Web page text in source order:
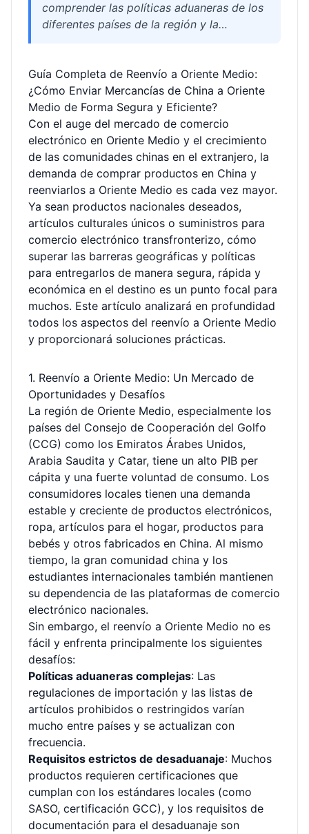
comprender las políticas aduaneras de los
diferentes países de la región y la
desaduanaje y ahorrar en costos de envío,
le ofrecemos una guía integral. Ya sea un
chino en el extranjero, un estudiante
internacional o un vendedor de comercio
electrónico transfronterizo, a través de los
servicios profesionales de Welisen
International Logistics, puede enviar fácil y
confiablemente productos de plataformas
como Taobao y Tmall a Oriente Medio,
logrando compras y operaciones sin
preocupaciones.
Guía Completa de Reenvío a Oriente Medio:
¿Cómo Enviar Mercancías de China a Oriente
Medio de Forma Segura y Eficiente?
Con el auge del mercado de comercio
electrónico en Oriente Medio y el crecimiento
de las comunidades chinas en el extranjero, la
demanda de comprar productos en China y
reenviarlos a Oriente Medio es cada vez mayor.
Ya sean productos nacionales deseados,
artículos culturales únicos o suministros para
comercio electrónico transfronterizo, cómo
superar las barreras geográficas y políticas
para entregarlos de manera segura, rápida y
económica en el destino es un punto focal para
muchos. Este artículo analizará en profundidad
todos los aspectos del reenvío a Oriente Medio
y proporcionará soluciones prácticas.
1. Reenvío a Oriente Medio: Un Mercado de
Oportunidades y Desafíos
La región de Oriente Medio, especialmente los
países del Consejo de Cooperación del Golfo
(CCG) como los Emiratos Árabes Unidos,
Arabia Saudita y Catar, tiene un alto PIB per
cápita y una fuerte voluntad de consumo. Los
consumidores locales tienen una demanda
estable y creciente de productos electrónicos,
ropa, artículos para el hogar, productos para
bebés y otros fabricados en China. Al mismo
tiempo, la gran comunidad china y los
estudiantes internacionales también mantienen
su dependencia de las plataformas de comercio
electrónico nacionales.
Sin embargo, el reenvío a Oriente Medio no es
fácil y enfrenta principalmente los siguientes
desafíos:
Políticas aduaneras complejas: Las
regulaciones de importación y las listas de
artículos prohibidos o restringidos varían
mucho entre países y se actualizan con
frecuencia.
Requisitos estrictos de desaduanaje: Muchos
productos requieren certificaciones que
cumplan con los estándares locales (como
SASO, certificación GCC), y los requisitos de
documentación para el desaduanaje son